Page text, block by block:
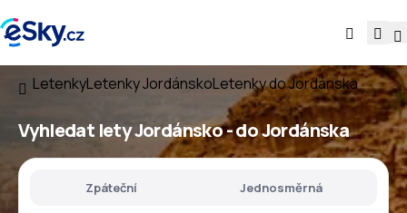
LetenkyLetenky JordánskoLetenky do Jordánska
Vyhledat letyJordánsko - do Jordánska
Zpáteční Jednosměrná